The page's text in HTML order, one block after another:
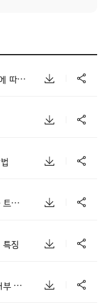
Vol 32 [저압] 전동기의 절연등급과 그에 따른 온도상승 등급
Vol 29 [저압] 전동기 결선 오류에 의한 트립 사례
징
Vol 27 [고압] 고압전동기(LF시리즈) 내부 구조